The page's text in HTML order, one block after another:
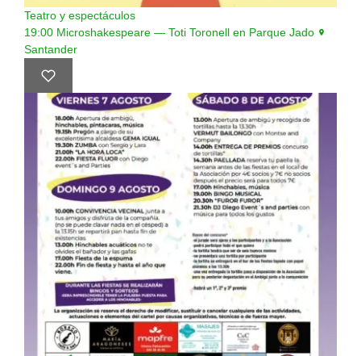
Teatro y espectáculos
19:00 Microshakespeare — Toti Toronell en Parque Jado
Santander